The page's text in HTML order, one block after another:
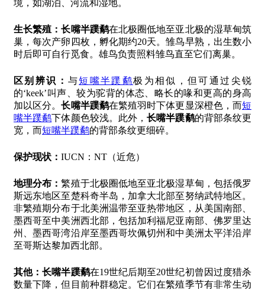
境，如湖泊、河流和湿地。
生长繁殖：长嘴半蹼鹬在北极圈低地至亚北极的湿草甸筑
巢，每次产卵四枚，孵化期约20天。雏鸟早熟，出生数小
时后即可自行觅食。雄鸟负责照料雏鸟直至它们离巢。
区别辨识： 与短嘴半蹼鹬极为相似，但可通过尖锐
的‘keek’叫声、较为驼背的体态、略长的喙和更高的身高
加以区分。长嘴半蹼鹬在繁殖羽时下体更显深橙色，而短
嘴半蹼鹬下体颜色较浅。此外，长嘴半蹼鹬的背部条纹更
宽，而短嘴半蹼鹬的背部条纹更细碎。
保护现状： IUCN：NT（近危）
地理分布：繁殖于北极圈低地至亚北极湿草甸，包括俄罗
斯远东地区至楚科奇半岛，加拿大北部至努纳武特地区。
非繁殖期分布于北美洲温带至亚热带地区，从美国南部、
墨西哥至中美洲西北部，包括加利福尼亚南部、佛罗里达
州、墨西哥湾沿岸至墨西哥坎佩切州和中美洲太平洋沿岸
至哥斯达黎加西北部。
其他：长嘴半蹼鹬在19世纪后期至20世纪初曾因过度猎杀
数量下降，但目前种群稳定。它们在繁殖季节有非常生动